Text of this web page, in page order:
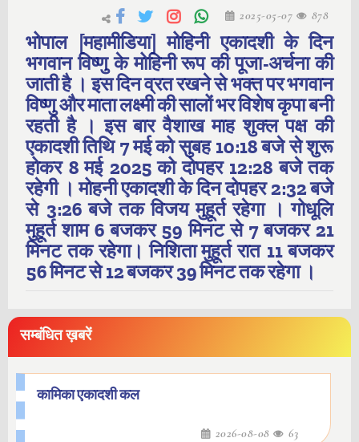
2025-05-07 878
भोपाल [महामीडिया] मोहिनी एकादशी के दिन
भगवान विष्णु के मोहिनी रूप की पूजा-अर्चना की
जाती है । इस दिन व्रत रखने से भक्त पर भगवान
विष्णु और माता लक्ष्मी की सालों भर विशेष कृपा बनी
रहती है । इस बार वैशाख माह शुक्ल पक्ष की
एकादशी तिथि 7 मई को सुबह 10:18 बजे से शुरू
होकर 8 मई 2025 को दोपहर 12:28 बजे तक
रहेगी । मोहनी एकादशी के दिन दोपहर 2:32 बजे
से 3:26 बजे तक विजय मुहूर्त रहेगा । गोधूलि
मुहूर्त शाम 6 बजकर 59 मिनट से 7 बजकर 21
मिनट तक रहेगा। निशिता मुहूर्त रात 11 बजकर
56 मिनट से 12 बजकर 39 मिनट तक रहेगा ।
सम्बंधित ख़बरें
कामिका एकादशी कल
2026-08-08 63